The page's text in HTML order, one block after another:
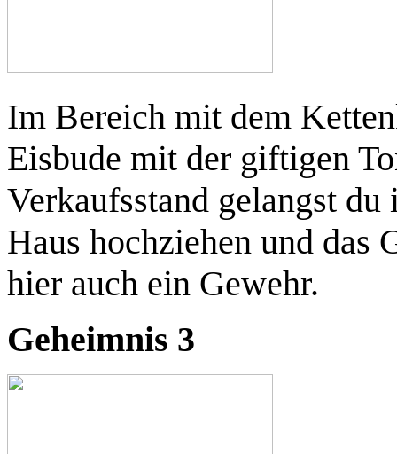
Im Bereich mit dem
Eisbude mit der giftigen
Verkaufsstand gelangst
Haus hochziehen und das
hier auch ein Gewehr.
Geheimnis 3